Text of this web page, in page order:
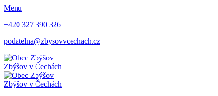
Menu
+420 327 390 326
podatelna@zbysovvcechach.cz
Zbýšov v Čechách
Zbýšov v Čechách